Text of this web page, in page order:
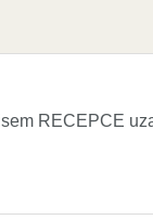
RECEPCE